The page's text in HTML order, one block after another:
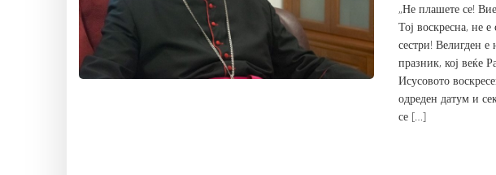
„Не плашете се!
Тој воскресна, не
сестри! Велигден е
празник, кој веќе
Исусовото
одреден датум и
се […]